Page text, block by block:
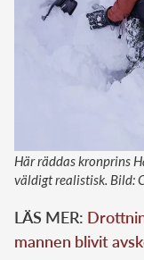
Här räddas kronprins
väldigt realistisk. Bild:
LÄS MER:
mannen blivit